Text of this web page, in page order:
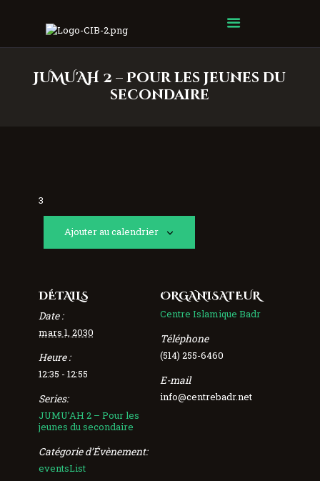
JUMU'AH 2 – Pour les jeunes du
secondaire
Centre Islamique Badr
3
Ajouter au calendrier
DÉTAILS
Date :
mars 1, 2030
Heure :
12:35 - 12:55
Series:
JUMU’AH 2 – Pour les
jeunes du secondaire
Catégorie d’Évènement:
eventsList
ORGANISATEUR
Centre Islamique Badr
Téléphone
(514) 255-6460
E-mail
info@centrebadr.net